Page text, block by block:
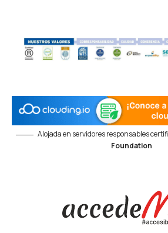
Alojada en servidores responsables
Foundation